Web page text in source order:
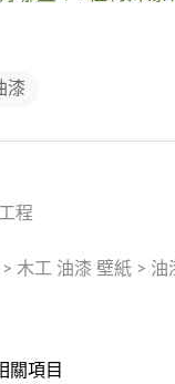
漆
程
> 木工 油漆 壁紙 > 油
關項目